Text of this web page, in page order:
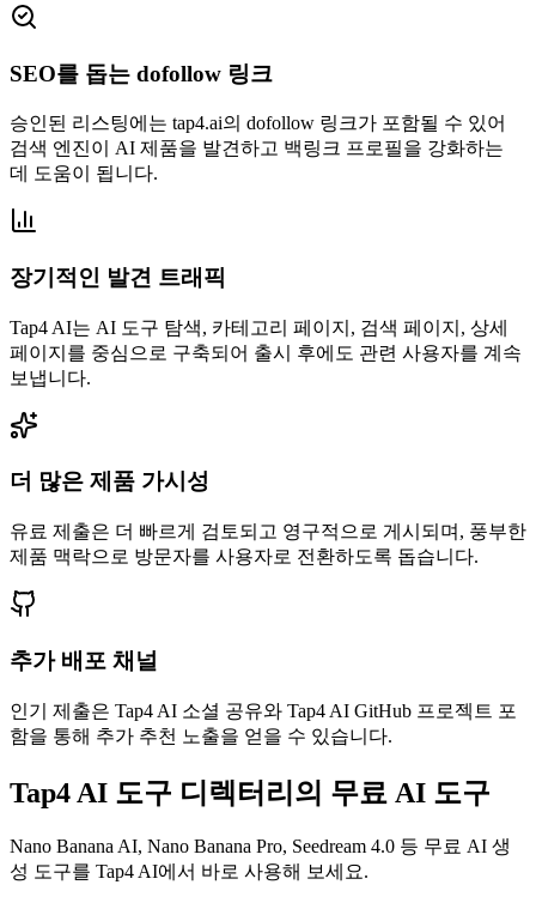
SEO를 돕는 dofollow 링크
승인된 리스팅에는 tap4.ai의 dofollow 링크가 포함될 수 있어
검색 엔진이 AI 제품을 발견하고 백링크 프로필을 강화하는
데 도움이 됩니다.
장기적인 발견 트래픽
Tap4 AI는 AI 도구 탐색, 카테고리 페이지, 검색 페이지, 상세
페이지를 중심으로 구축되어 출시 후에도 관련 사용자를 계속
보냅니다.
더 많은 제품 가시성
유료 제출은 더 빠르게 검토되고 영구적으로 게시되며, 풍부한
제품 맥락으로 방문자를 사용자로 전환하도록 돕습니다.
추가 배포 채널
인기 제출은 Tap4 AI 소셜 공유와 Tap4 AI GitHub 프로젝트 포
함을 통해 추가 추천 노출을 얻을 수 있습니다.
Tap4 AI 도구 디렉터리의 무료 AI 도구
Nano Banana AI, Nano Banana Pro, Seedream 4.0 등 무료 AI 생
성 도구를 Tap4 AI에서 바로 사용해 보세요.